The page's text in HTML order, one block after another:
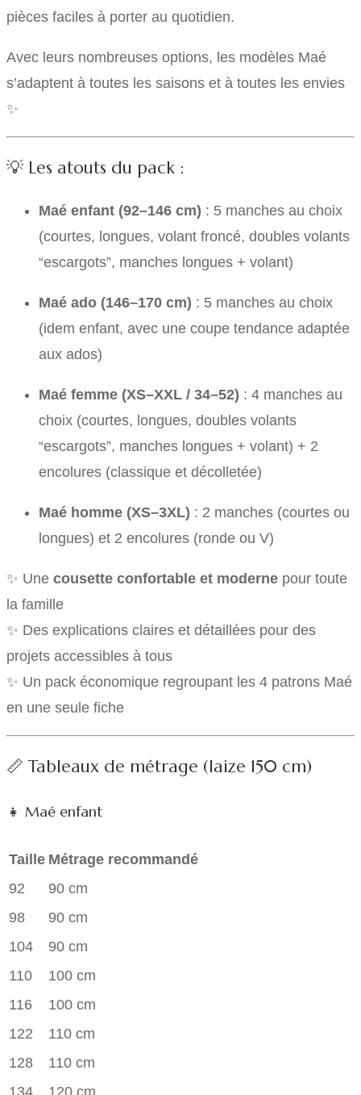
pièces faciles à porter au quotidien.
Avec leurs nombreuses options, les modèles Maé
s’adaptent à toutes les saisons et à toutes les envies
✨
💡 Les atouts du pack :
Maé enfant (92–146 cm) : 5 manches au choix
(courtes, longues, volant froncé, doubles volants
“escargots”, manches longues + volant)
Maé ado (146–170 cm) : 5 manches au choix
(idem enfant, avec une coupe tendance adaptée
aux ados)
Maé femme (XS–XXL / 34–52) : 4 manches au
choix (courtes, longues, doubles volants
“escargots”, manches longues + volant) + 2
encolures (classique et décolletée)
Maé homme (XS–3XL) : 2 manches (courtes ou
longues) et 2 encolures (ronde ou V)
✨ Une cousette confortable et moderne pour toute
la famille
✨ Des explications claires et détaillées pour des
projets accessibles à tous
✨ Un pack économique regroupant les 4 patrons Maé
en une seule fiche
📏 Tableaux de métrage (laize 150 cm)
👧 Maé enfant
Taille Métrage recommandé
92
90 cm
98
90 cm
104
90 cm
110
100 cm
116
100 cm
122
110 cm
128
110 cm
134
120 cm